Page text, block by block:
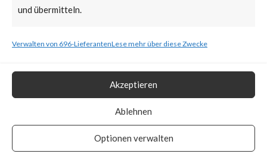
und übermitteln.
Verwalten von 696-LieferantenLese mehr über diese Zwecke
Akzeptieren
Ablehnen
Optionen verwalten
the UEFI revocation
list.According to ESET,
machines’ locales are set to
Armenia, Belarus, Kazakhstan,
Moldova, Russia, and
Ukraine.How Widespread is